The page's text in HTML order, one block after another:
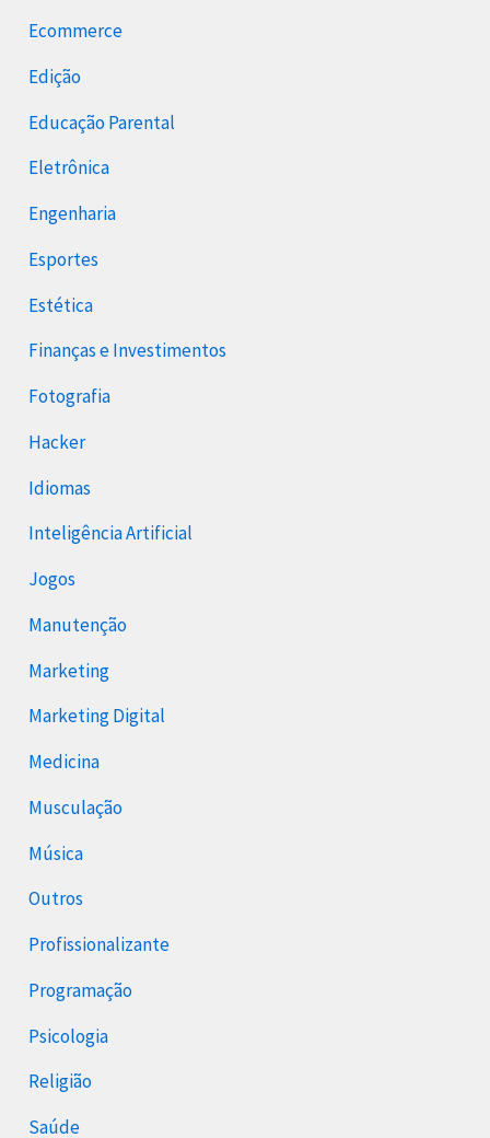
Ecommerce
Edição
Educação Parental
Eletrônica
Engenharia
Esportes
Estética
Finanças e Investimentos
Fotografia
Hacker
Idiomas
Inteligência Artificial
Jogos
Manutenção
Marketing
Marketing Digital
Medicina
Musculação
Música
Outros
Profissionalizante
Programação
Psicologia
Religião
Saúde